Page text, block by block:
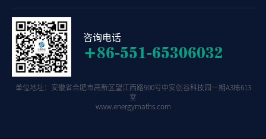
咨询电话
+86-551-65306032
单位地址：安徽省合肥市高新区望江西路900号中安创谷科技园一期A3栋613
室
www.energymaths.com